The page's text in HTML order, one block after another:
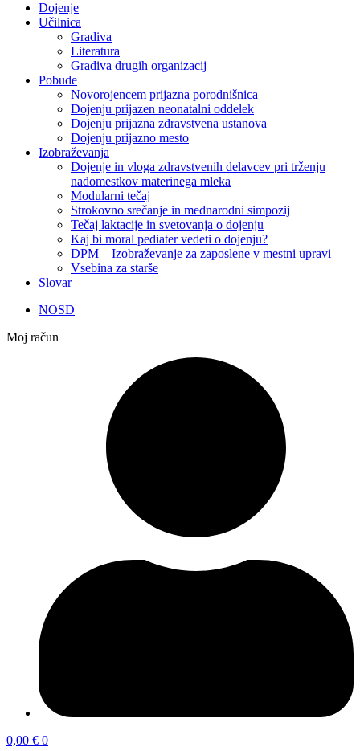
Dojenje
Učilnica
Gradiva
Literatura
Gradiva drugih organizacij
Pobude
Novorojencem prijazna porodnišnica
Dojenju prijazen neonatalni oddelek
Dojenju prijazna zdravstvena ustanova
Dojenju prijazno mesto
Izobraževanja
Dojenje in vloga zdravstvenih delavcev pri trženju
nadomestkov materinega mleka
Modularni tečaj
Strokovno srečanje in mednarodni simpozij
Tečaj laktacije in svetovanja o dojenju
Kaj bi moral pediater vedeti o dojenju?
DPM – Izobraževanje za zaposlene v mestni upravi
Vsebina za starše
Slovar
NOSD
Moj račun
0,00 € 0